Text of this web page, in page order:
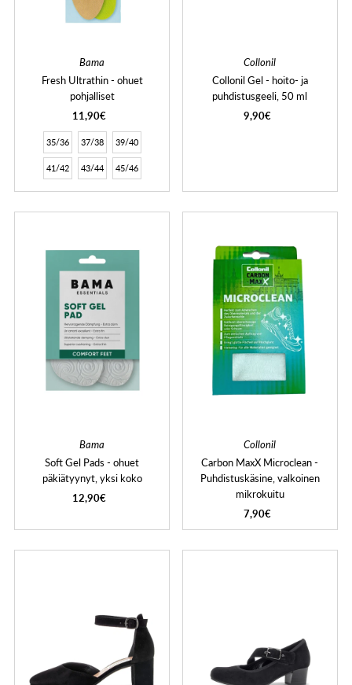
Bama
Fresh Ultrathin - ohuet
pohjalliset
11,90€
35/36 37/38 39/40
41/42 43/44 45/46
Collonil
Collonil Gel - hoito- ja
puhdistusgeeli, 50 ml
9,90€
Bama
Soft Gel Pads - ohuet
päkiätyynyt, yksi koko
12,90€
Collonil
Carbon MaxX Microclean -
Puhdistuskäsine, valkoinen
mikrokuitu
7,90€